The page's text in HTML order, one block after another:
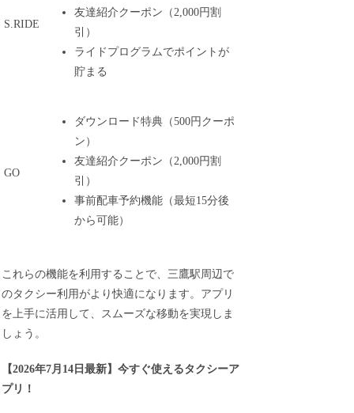
S.RIDE
友達紹介クーポン（2,000円割
引）
ライドプログラムでポイントが
貯まる
GO
ダウンロード特典（500円クーポ
ン）
友達紹介クーポン（2,000円割
引）
事前配車予約機能（最短15分後
から可能）
これらの機能を利用することで、三鷹駅周辺で
のタクシー利用がより快適になります。アプリ
を上手に活用して、スムーズな移動を実現しま
しょう。
【2026年7月14日最新】今すぐ使えるタクシーア
プリ！